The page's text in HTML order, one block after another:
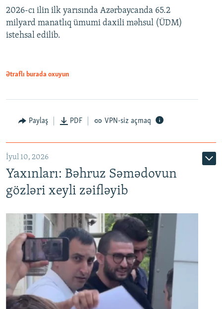
Auto 240p 360p 480p
360p
480p
2026-cı ilin ilk yarısında Azərbaycanda 65.2
milyard manatlıq ümumi daxili məhsul (ÜDM)
istehsal edilib.
Ətraflı burada oxuyun
Paylaş PDF VPN-siz açmaq
İyul 10, 2026
Yaxınları: Bəhruz Səmədovun
gözləri xeyli zəifləyib